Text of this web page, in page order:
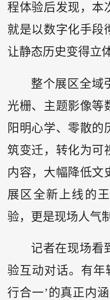
程体验后发现，本
就是以数字化手段
让静态历史变得立
整个展区全域
光栅、主题影像等
阳明心学、零散的
筑变迁，转化为可
内容，大幅降低文
展区全新上线的
验，更是现场人气
记者在现场看
验互动对话。有年
行合一’的真正内